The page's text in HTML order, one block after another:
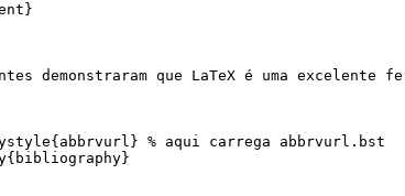
}
demonstraram que LaTeX é uma excelente
{abbrvurl} % aqui carrega abbrvurl.bst
{bibliography}